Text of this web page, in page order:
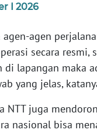
I 2026
agen-agen
secara resmi,
di lapangan maka
yang jelas,
NTT juga
nasional bisa